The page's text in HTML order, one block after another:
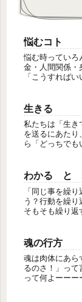
悩むコト
悩む時っていろ
金・人間関係・
「こうすれば
生きる
私たちは「生き
を送るにあたり
ら「どっちで
わかる と
「同じ事を繰
う？行動を繰り
そもそも繰り返
魂の行方
魂は肉体にあら
るのさ！」って
って何よーーー